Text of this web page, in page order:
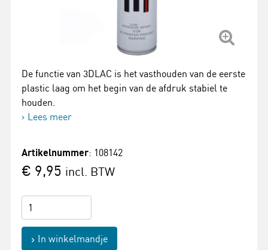
De functie van 3DLAC is het vasthouden van de eerste
plastic laag om het begin van de afdruk stabiel te
houden.
Lees meer
Artikelnummer: 108142
€ 9,95 incl. BTW
In winkelmandje